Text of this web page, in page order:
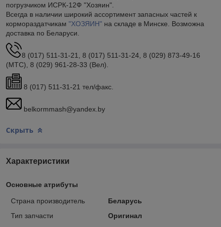
погрузчиком ИСРК-12Ф "Хозяин".
Всегда в наличии широкий ассортимент запасных частей к
кормораздатчикам "ХОЗЯИН" на складе в Минске. Возможна
доставка по Беларуси.
8 (017) 511-31-21, 8 (017) 511-31-24, 8 (029) 873-49-16
(МТС), 8 (029) 961-28-33 (Вел).
8 (017) 511-31-21 тел/факс.
belkormmash@yandex.by
Скрыть
Характеристики
Основные атрибуты
Страна производитель
Беларусь
Тип запчасти
Оригинал